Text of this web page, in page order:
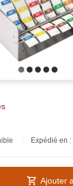
Expédié en
Ajouter